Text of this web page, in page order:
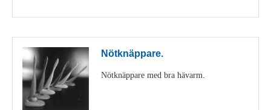
Nötknäppare.
Nötknäppare med bra hävarm.